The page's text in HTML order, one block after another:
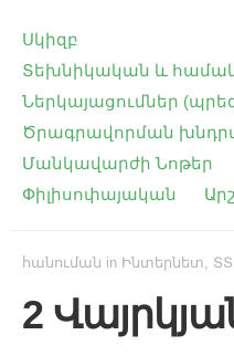
Սկիզբ
Տեխնիկական և
Ներկայացումներ
Ծրագրավորման
Մանկավարժի Նոթեր
Փիլիսոփայական
հանուման in Ինտերնետ, ՏՏ
2